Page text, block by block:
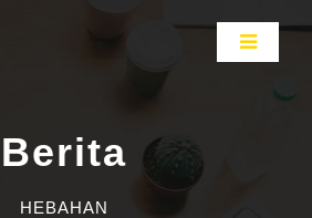
Berita
HEBAHAN